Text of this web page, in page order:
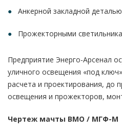
Анкерной закладной
Прожекторными
Предприятие Энерго-Арсенал
уличного освещения «под
расчета и проектирования, до
освещения и прожекторов,
Чертеж мачты ВМО / МГФ-М